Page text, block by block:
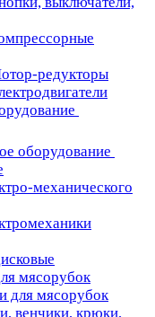
редукторы
оборудование
механического
мясорубок
для мясорубок
венчики, крюки,